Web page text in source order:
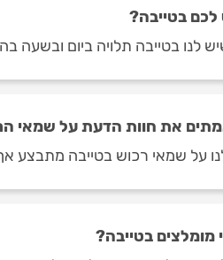
בטייבה?
תלויה ביום ובשעה בה תיכנסו
את חוות הדעת על שמאי
על שמאי רכוש בטייבה מתבצע
בטייבה?